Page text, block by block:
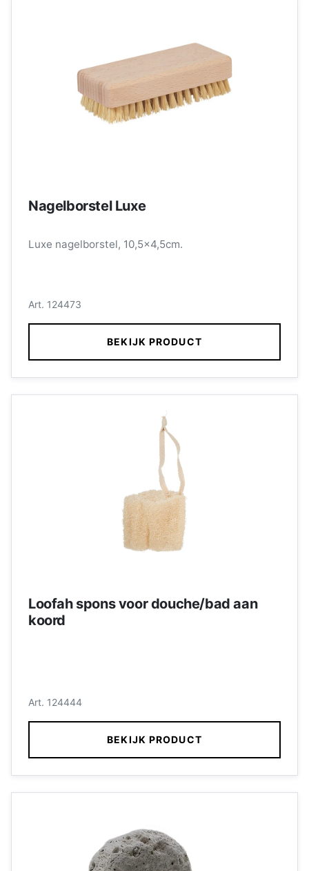
Nagelborstel Luxe
Luxe nagelborstel, 10,5x4,5cm.
Art. 124473
BEKIJK PRODUCT
Loofah spons voor douche/bad aan
koord
Art. 124444
BEKIJK PRODUCT